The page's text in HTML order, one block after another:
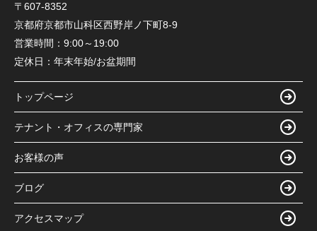
〒607-8352
京都府京都市山科区西野岸ノ下町8-9
営業時間： 9:00～19:00
定休日： 年末年始/お盆期間
トップページ
テナント・オフィスの専門家
お客様の声
ブログ
アクセスマップ